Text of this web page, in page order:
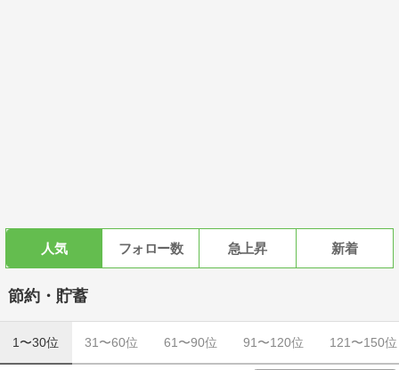
人気 フォロー数 急上昇 新着
節約・貯蓄
1〜30位 31〜60位 61〜90位 91〜120位 121〜150位